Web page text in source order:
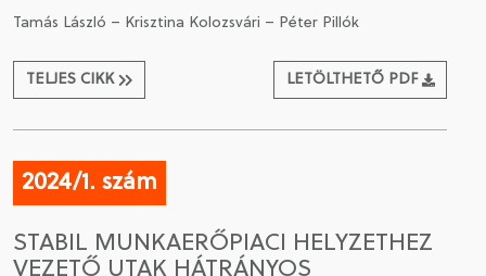
Tamás László – Krisztina Kolozsvári – Péter Pillók
TELJES CIKK LETÖLTHETŐ PDF
2024/1. szám
STABIL MUNKAERŐPIACI HELYZETHEZ
VEZETŐ UTAK HÁTRÁNYOS